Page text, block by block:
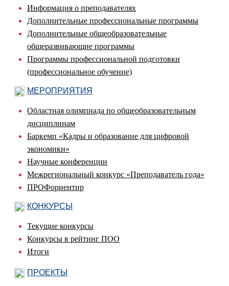
Информация о преподавателях
Дополнительные профессиональные программы
Дополнительные общеобразовательные
общеразвивающие программы
Программы профессиональной подготовки
(профессиональное обучение)
МЕРОПРИЯТИЯ
Областная олимпиада по общеобразовательным
дисциплинам
Баркемп «Кадры и образование для цифровой
экономики»
Научные конференции
Межрегиональный конкурс «Преподаватель года»
ПРОФориентир
КОНКУРСЫ
Текущие конкурсы
Конкурсы в рейтинг ПОО
Итоги
ПРОЕКТЫ